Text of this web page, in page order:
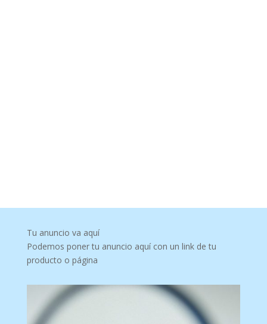
Tu anuncio va aquí
Podemos poner tu anuncio aquí con un link de tu
producto o página